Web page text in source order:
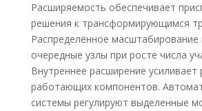
Расширяемость обеспечивает
решения к трансформирующимся
Распределённое масштабирование
очередные узлы при росте числа
Внутреннее расширение усиливает
работающих компонентов.
системы регулируют выделенные